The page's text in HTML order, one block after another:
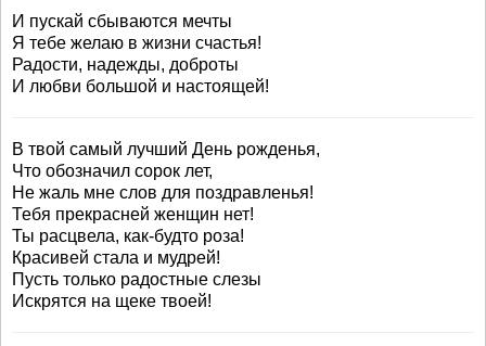
И пускай сбываются мечты
Я тебе желаю в жизни счастья!
Радости, надежды, доброты
И любви большой и настоящей!
В твой самый лучший День рожденья,
Что обозначил сорок лет,
Не жаль мне слов для поздравленья!
Тебя прекрасней женщин нет!
Ты расцвела, как-будто роза!
Красивей стала и мудрей!
Пусть только радостные слезы
Искрятся на щеке твоей!